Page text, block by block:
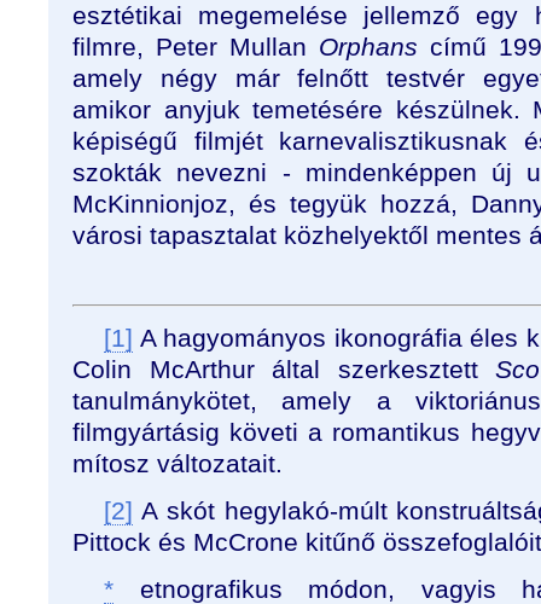
esztétikai megemelése jellemző egy
filmre, Peter Mullan Orphans című
amely négy már felnőtt testvér
amikor anyjuk temetésére készülnek.
képiségű filmjét karnevalisztikusnak
szokták nevezni - mindenképpen új
McKinnionjoz, és tegyük hozzá,
városi tapasztalat közhelyektől mentes
[1] A hagyományos ikonográfia éles
Colin McArthur által szerkesztett
tanulmánykötet, amely a
filmgyártásig követi a romantikus
mítosz változatait.
[2] A skót hegylakó-múlt
Pittock és McCrone kitűnő
* etnografikus módon, vagyis